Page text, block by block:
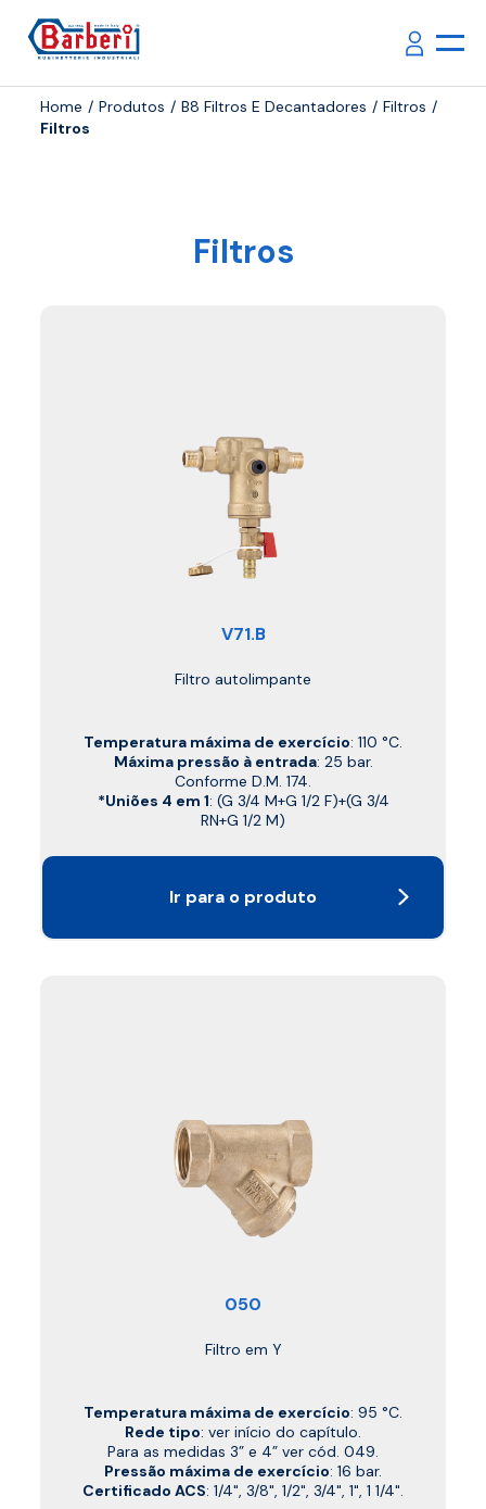
Home Produtos B8 Filtros E Decantadores
Filtros
Filtros
Filtros
V71.B
Filtro autolimpante
Temperatura máxima de exercício: 110 °C.
Máxima pressão à entrada: 25 bar.
Conforme D.M. 174.
*Uniões 4 em 1: (G 3/4 M+G 1/2 F)+(G 3/4
RN+G 1/2 M)
Ir para o produto
050
Filtro em Y
Temperatura máxima de exercício: 95 °C.
Rede tipo: ver início do capítulo.
Para as medidas 3” e 4” ver cód. 049.
Pressão máxima de exercício: 16 bar.
Certificado ACS: 1/4", 3/8", 1/2", 3/4", 1", 1 1/4".